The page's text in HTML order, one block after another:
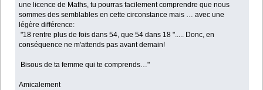
une licence de Maths, tu pourras facilement comprendre que nous
sommes des semblables en cette circonstance mais … avec une
légère différence:
"18 rentre plus de fois dans 54, que 54 dans 18 "..... Donc, en
conséquence ne m'attends pas avant demain!
Bisous de ta femme qui te comprends…"
Amicalement